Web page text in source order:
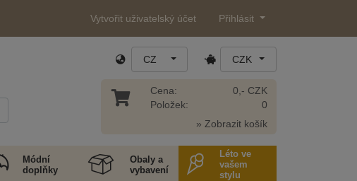
Vytvořit uživatelský účet Přihlásit
CZ CZK
Cena:
Položek:
0,- CZK
0
» Zobrazit košík
Módní
doplňky
Obaly a
vybavení
Léto ve
vašem
stylu